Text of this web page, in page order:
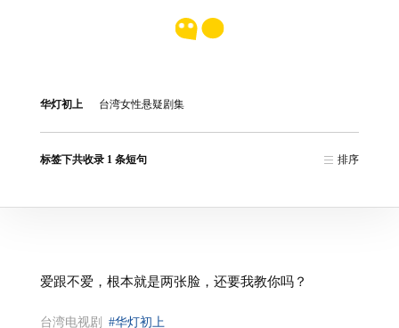
华灯初上 台湾女性悬疑剧集
标签下共收录 1 条短句 排序
爱跟不爱，根本就是两张脸，还要我教你吗？
台湾电视剧 #华灯初上